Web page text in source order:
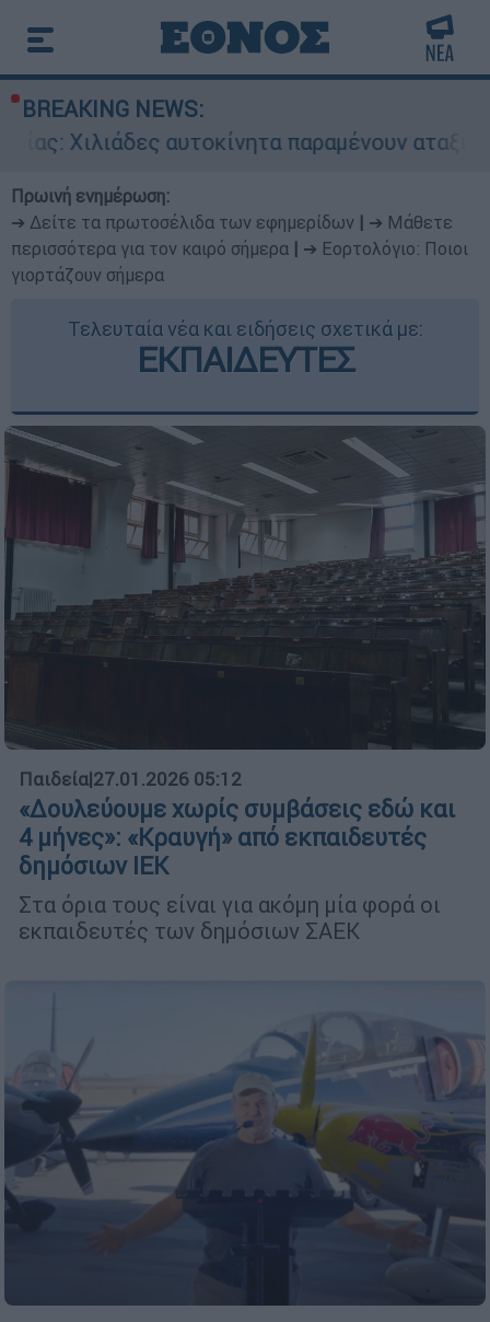
BREAKING NEWS:
αυτοκίνητα παραμένουν αταξινόμητα -
Πρωινή ενημέρωση:
➔ Δείτε τα πρωτοσέλιδα των εφημερίδων
➔ Μάθετε
περισσότερα για τον καιρό σήμερα
➔ Εορτολόγιο: Ποιοι
γιορτάζουν σήμερα
Τελευταία νέα και ειδήσεις σχετικά με:
ΕΚΠΑΙΔΕΥΤΕΣ
Παιδεία|27.01.2026 05:12
«Δουλεύουμε χωρίς συμβάσεις εδώ και
4 μήνες»: «Κραυγή» από εκπαιδευτές
δημόσιων ΙΕΚ
Στα όρια τους είναι για ακόμη μία φορά οι
εκπαιδευτές των δημόσιων ΣΑΕΚ